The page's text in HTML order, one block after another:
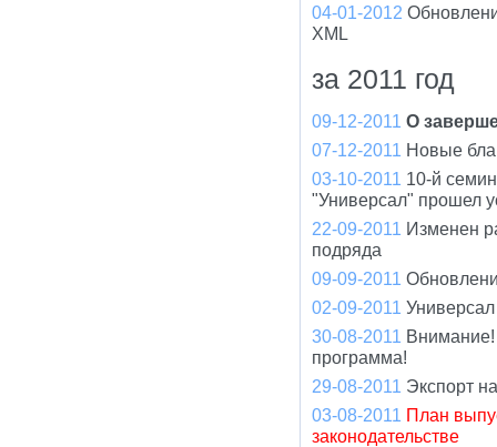
04-01-2012
XML
за 2011 год
09-12-2011 О
07-12-2011 Новые
03-10-2011 10-й
"Универсал" прошел
22-09-2011 Изменен
подряда
09-09-2011
02-09-2011
30-08-2011
программа!
29-08-2011 Экспорт
03-08-2011 План
законодательстве